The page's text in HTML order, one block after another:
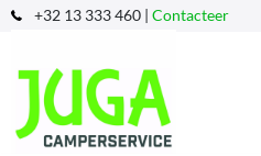
+32 13 333 460 | Contacteer